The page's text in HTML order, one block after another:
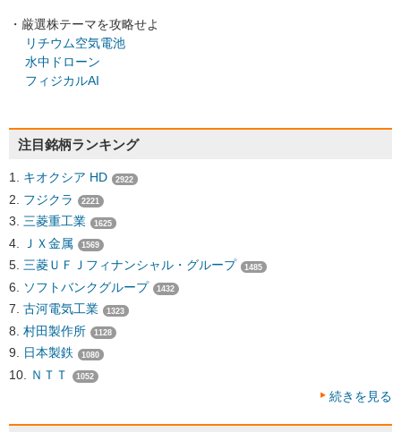
・厳選株テーマを攻略せよ
リチウム空気電池
水中ドローン
フィジカルAI
注目銘柄ランキング
キオクシア HD 2922
フジクラ 2221
三菱重工業 1625
ＪＸ金属 1569
三菱ＵＦＪフィナンシャル・グループ 1485
ソフトバンクグループ 1432
古河電気工業 1323
村田製作所 1128
日本製鉄 1080
ＮＴＴ 1052
続きを見る